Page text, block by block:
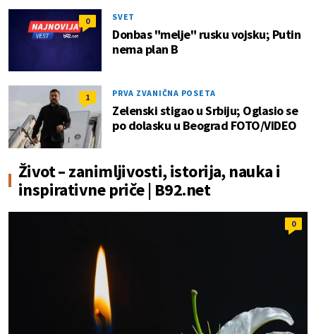
0 SVET
Donbas "melje" rusku vojsku; Putin
nema plan B
1 PRVA ZVANIČNA POSETA
Zelenski stigao u Srbiju; Oglasio se
po dolasku u Beograd FOTO/VIDEO
Život – zanimljivosti, istorija, nauka i
inspirativne priče | B92.net
0